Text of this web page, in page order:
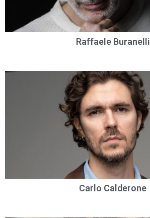
Raffaele Buranelli
Carlo Calderone